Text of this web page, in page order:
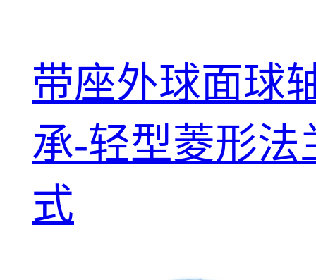
带座外球面球
承-轻型菱形法
式